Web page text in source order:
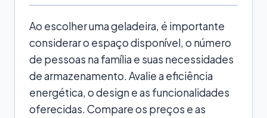
Ao escolher uma geladeira, é importante
considerar o espaço disponível, o número
de pessoas na família e suas necessidades
de armazenamento. Avalie a eficiência
energética, o design e as funcionalidades
oferecidas. Compare os preços e as